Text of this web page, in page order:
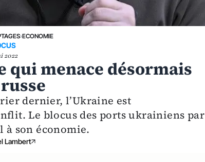
›ECONOMIE
2022
qui menace désormais
dernier, l’Ukraine est
Le blocus des ports ukrainiens par
à son économie.
Lambert